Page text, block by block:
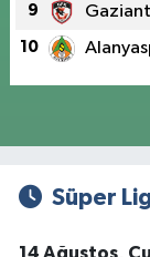
9
10
Süper